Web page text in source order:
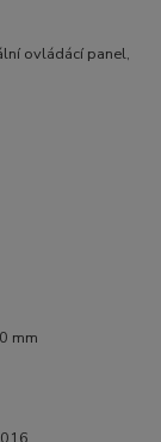
ovládácí panel,
mm